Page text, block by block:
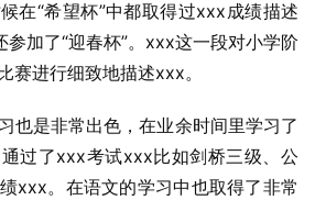
在“希望杯”中都取得过xxx成绩描述
加了“迎春杯”。xxx这一段对小学阶
赛进行细致地描述xxx。
也是非常出色，在业余时间里学习了
过了xxx考试xxx比如剑桥三级、公
xxx。在语文的学习中也取得了非常